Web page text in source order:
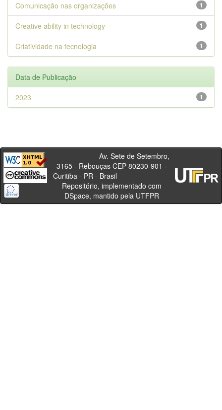
1
Comunicação nas organizações
1
Creative ability in technology
1
Criatividade na tecnologia
Data de Publicação
1
2023
Av. Sete de Setembro,
3165 - Rebouças CEP 80230-901 -
Curitiba - PR - Brasil
Repositório, implementado com
DSpace, mantido pela UTFPR